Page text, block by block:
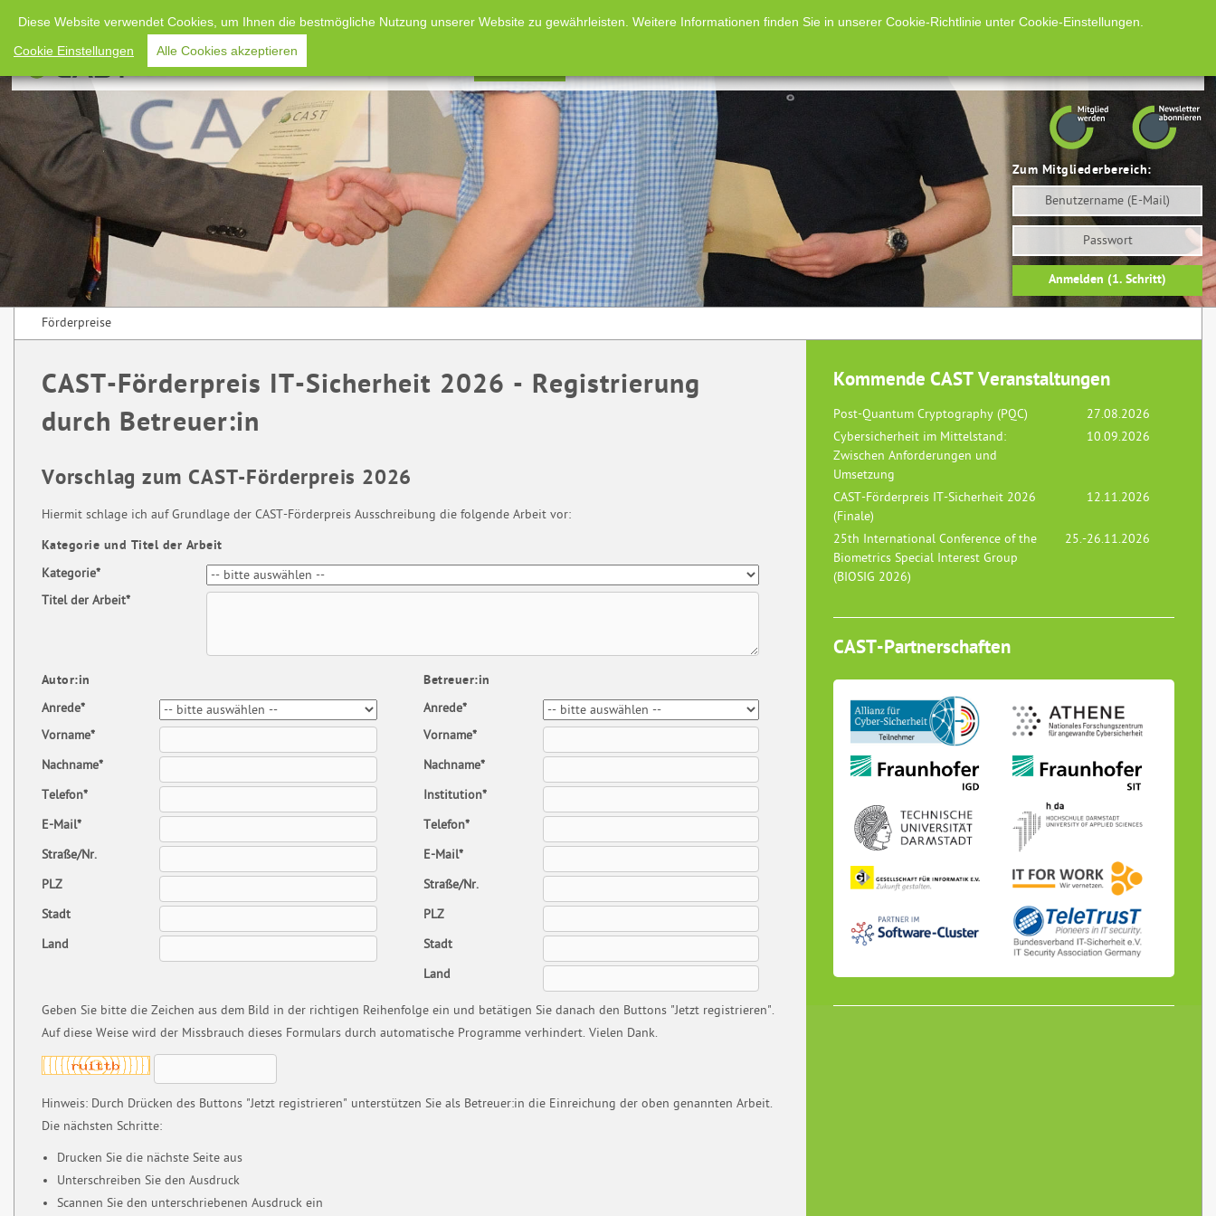
Impressum Datenschutz English RSS-Feed
Home
Zum Mitgliederbereich:
Benutzername
Anmelden (1. Schritt)
Förderpreise
CAST-Förderpreis IT-Sicherheit 2026 - Registrierung
durch Betreuer:in
Vorschlag zum CAST-Förderpreis 2026
Hiermit schlage ich auf Grundlage der CAST-Förderpreis Ausschreibung die folgende Arbeit vor:
Kategorie und Titel der Arbeit
Kategorie*
Titel der Arbeit*
Autor:in
Anrede*
Vorname*
Nachname*
Telefon*
E-Mail*
Straße/Nr.
PLZ
Stadt
Land
Betreuer:in
Anrede*
Vorname*
Nachname*
Institution*
Telefon*
E-Mail*
Straße/Nr.
PLZ
Stadt
Land
Geben Sie bitte die Zeichen aus dem Bild in der richtigen Reihenfolge ein und betätigen Sie danach den Buttons "Jetzt registrieren".
Auf diese Weise wird der Missbrauch dieses Formulars durch automatische Programme verhindert. Vielen Dank.
Hinweis: Durch Drücken des Buttons "Jetzt registrieren" unterstützen Sie als Betreuer:in die Einreichung der oben genannten Arbeit.
Die nächsten Schritte:
Drucken Sie die nächste Seite aus
Unterschreiben Sie den Ausdruck
Scannen Sie den unterschriebenen Ausdruck ein
Kommende CAST Veranstaltungen
Post-Quantum Cryptography (PQC)
27.08.2026
Cybersicherheit im Mittelstand:
Zwischen Anforderungen und
Umsetzung
10.09.2026
CAST-Förderpreis IT-Sicherheit 2026
(Finale)
12.11.2026
25th International Conference of the
Biometrics Special Interest Group
(BIOSIG 2026)
25.-26.11.2026
CAST-Partnerschaften
Diese Website verwendet Cookies, um Ihnen die bestmögliche Nutzung unserer Website zu gewährleisten. Weitere Informationen finden Sie in unserer Cookie-Richtlinie unter Cookie-Einstellungen.
Cookie Einstellungen
Alle Cookies akzeptieren